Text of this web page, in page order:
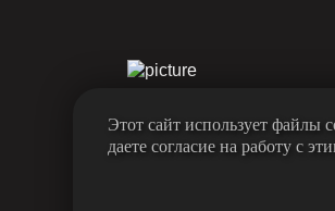
Этот сайт использует файлы
даете согласие на работу с